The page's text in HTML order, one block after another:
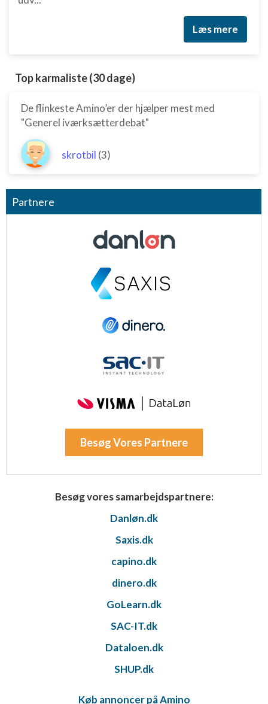
Læs mere
Top karmaliste (30 dage)
De flinkeste Amino’er der hjælper mest med
"Generel iværksætterdebat"
skrotbil (3)
Partnere
Besøg Vores Partnere
Besøg vores samarbejdspartnere:
Danløn.dk
Saxis.dk
capino.dk
dinero.dk
GoLearn.dk
SAC-IT.dk
Dataloen.dk
SHUP.dk
Køb annoncer på Amino